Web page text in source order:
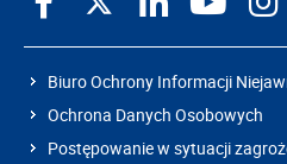
Biuro Ochrony Informacji
Ochrona Danych Osobowych
Postępowanie w sytuacji